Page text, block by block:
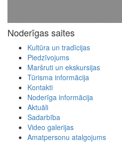
Noderīgas saites
Kultūra un tradīcijas
Piedzīvojums
Maršruti un ekskursijas
Tūrisma informācija
Kontakti
Noderīga informācija
Aktuāli
Sadarbība
Video galerijas
Amatpersonu atalgojums